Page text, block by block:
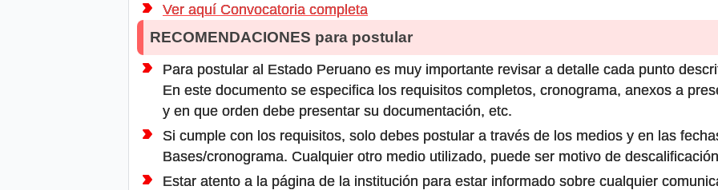
Ver aquí Convocatoria completa
RECOMENDACIONES para postular
Para postular al Estado Peruano es muy importante revisar a detalle cada punto
En este documento se especifica los requisitos completos, cronograma, anexos a
y en que orden debe presentar su documentación, etc.
Si cumple con los requisitos, solo debes postular a través de los medios y en las
Bases/cronograma. Cualquier otro medio utilizado, puede ser motivo de
Estar atento a la página de la institución para estar informado sobre cualquier